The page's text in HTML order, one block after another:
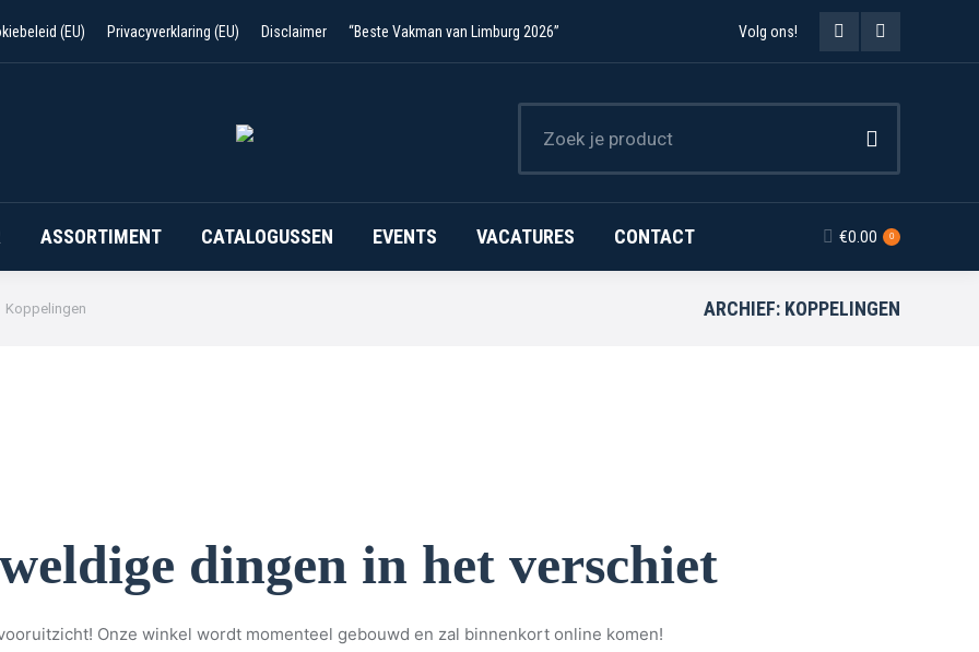
(EU) Privacyverklaring (EU) Disclaimer “Beste Vakman van Limburg 2026” Volg ons!
Facebook
opens
in
new
window
Instagram
in
new
window
ASSORTIMENT CATALOGUSSEN EVENTS VACATURES CONTACT €0.00 0
Koppelingen ARCHIEF: KOPPELINGEN
dingen in het verschiet
Onze winkel wordt momenteel gebouwd en zal binnenkort online komen!